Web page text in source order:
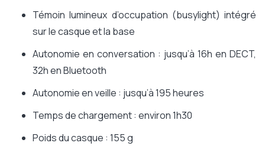
Témoin lumineux d’occupation (busylight) intégré
sur le casque et la base
Autonomie en conversation : jusqu’à 16h en DECT,
32h en Bluetooth
Autonomie en veille : jusqu’à 195 heures
Temps de chargement : environ 1h30
Poids du casque : 155 g